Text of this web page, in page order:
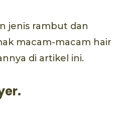
jenis rambut dan
macam-macam hair
di artikel ini.